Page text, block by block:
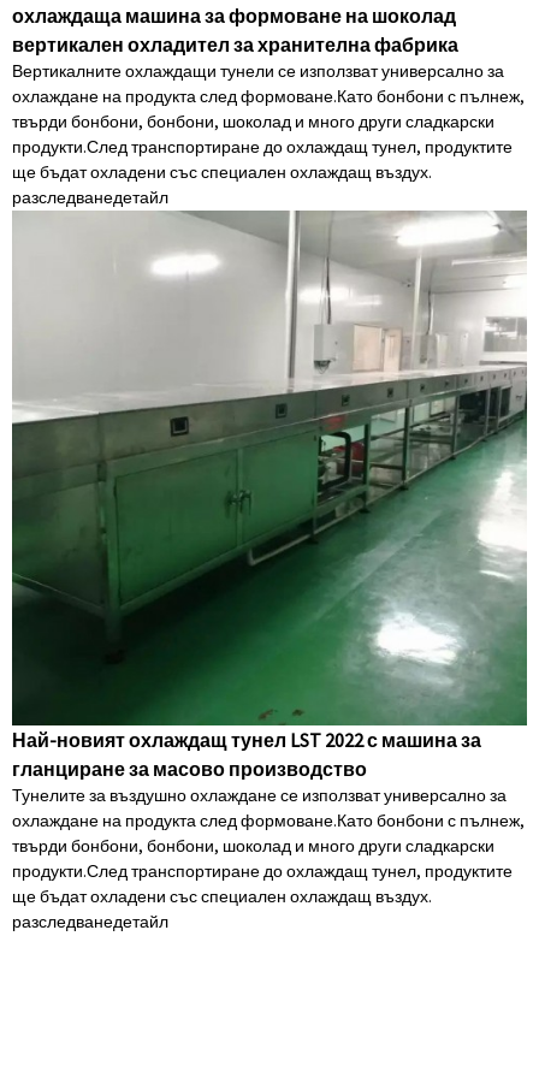
охлаждаща машина за формоване на шоколад
вертикален охладител за хранителна фабрика
Вертикалните охлаждащи тунели се използват универсално за
охлаждане на продукта след формоване.Като бонбони с пълнеж,
твърди бонбони, бонбони, шоколад и много други сладкарски
продукти.След транспортиране до охлаждащ тунел, продуктите
ще бъдат охладени със специален охлаждащ въздух.
разследванедетайл
Най-новият охлаждащ тунел LST 2022 с машина за
гланциране за масово производство
Тунелите за въздушно охлаждане се използват универсално за
охлаждане на продукта след формоване.Като бонбони с пълнеж,
твърди бонбони, бонбони, шоколад и много други сладкарски
продукти.След транспортиране до охлаждащ тунел, продуктите
ще бъдат охладени със специален охлаждащ въздух.
разследванедетайл